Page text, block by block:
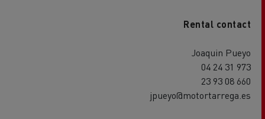
Rental contact
Joaquin Pueyo
973 31 24 04
660 08 93 23
jpueyo@motortarrega.es